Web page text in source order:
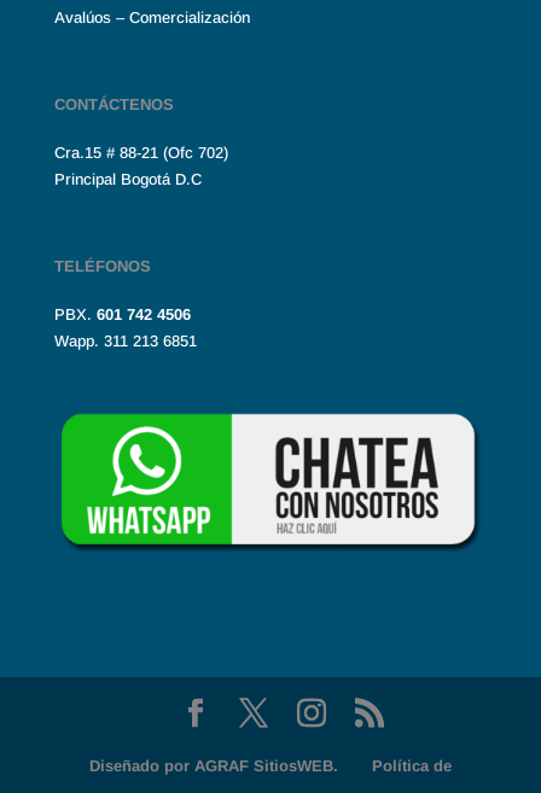
Avalúos – Comercialización
CONTÁCTENOS
Cra.15 # 88-21 (Ofc 702)
Principal Bogotá D.C
TELÉFONOS
PBX. 601 742 4506
Wapp. 311 213 6851
Diseñado por AGRAF SitiosWEB. Política de